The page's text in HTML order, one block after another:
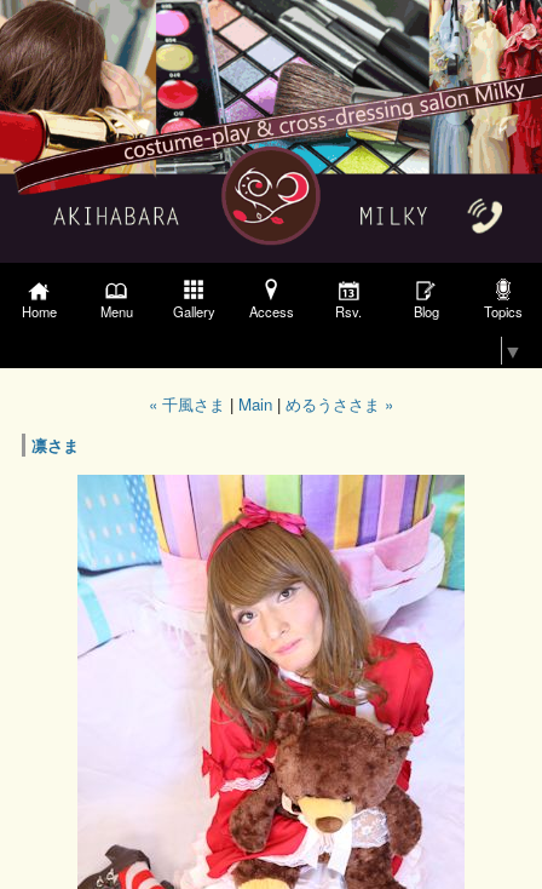
Home Menu Gallery Access Rsv. Blog Topics
▼
« 千風さま | Main | めるうささま »
凛さま